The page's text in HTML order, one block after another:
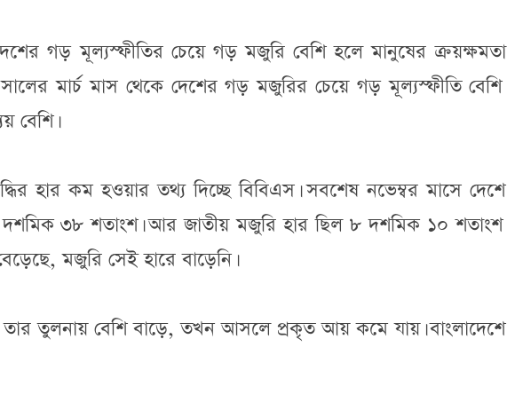
দেশের গড় মূল্যস্ফীতির চেয়ে গড় মজুরি বেশি হলে মানুষের ক্রয়ক্ষমতা
মার্চ মাস থেকে দেশের গড় মজুরির চেয়ে গড় মূল্যস্ফীতি বেশি।
বেশি।
হার কম হওয়ার তথ্য দিচ্ছে বিবিএস। সবশেষ নভেম্বর মাসে দেশে
দশমিক ৩৮ শতাংশ। আর জাতীয় মজুরি হার ছিল ৮ দশমিক ১০ শতাংশ।
মজুরি সেই হারে বাড়েনি।
তুলনায় বেশি বাড়ে, তখন আসলে প্রকৃত আয় কমে যায়। বাংলাদেশে